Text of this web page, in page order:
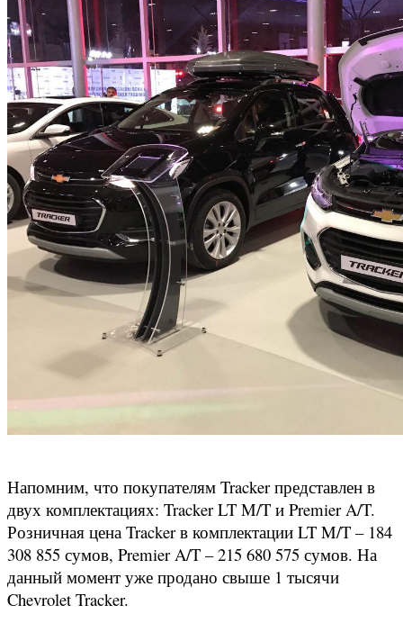
Напомним, что покупателям Tracker представлен в
двух комплектациях: Tracker LT M/T и Premier A/T.
Розничная цена Tracker в комплектации LT M/T – 184
308 855 сумов, Premier A/T – 215 680 575 сумов. На
данный момент уже продано свыше 1 тысячи
Chevrolet Tracker.